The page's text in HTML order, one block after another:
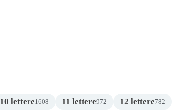
10 lettere1608 11 lettere972 12 lettere782